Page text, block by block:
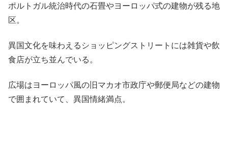
ポルトガル統治時代の石畳やヨーロッパ式の建物が残る地
区。
異国文化を味わえるショッピングストリートには雑貨や飲
食店が立ち並んでいる。
広場はヨーロッパ風の旧マカオ市政庁や郵便局などの建物
で囲まれていて、異国情緒満点。